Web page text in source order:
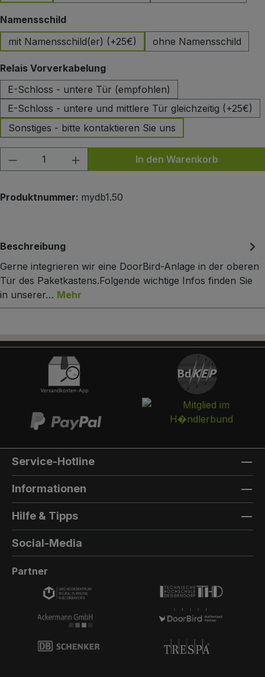
Namensschildauswählen
mit Namensschild(er) (+25€)
ohne Namensschild
Relais Vorverkabelungauswählen
E-Schloss - untere Tür (empfohlen)
E-Schloss - untere und mittlere Tür gleichzeitig (+25€)
Sonstiges - bitte kontaktieren Sie uns
Produkt Anzahl: Gib den gewünschten
In den Warenkorb
Produktnummer: mydb1.50
Beschreibung
Gerne integrieren wir eine DoorBird-Anlage in der oberen
Tür des Paketkastens.Folgende wichtige Infos finden Sie
in unserer… Mehr
Service-Hotline
Informationen
Hilfe & Tipps
Social-Media
Partner